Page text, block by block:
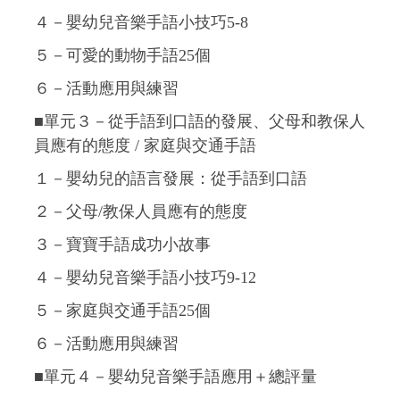
４－嬰幼兒音樂手語小技巧5-8
５－可愛的動物手語25個
６－活動應用與練習
■單元３－從手語到口語的發展、父母和教保人
員應有的態度 / 家庭與交通手語
１－嬰幼兒的語言發展：從手語到口語
２－父母/教保人員應有的態度
３－寶寶手語成功小故事
４－嬰幼兒音樂手語小技巧9-12
５－家庭與交通手語25個
６－活動應用與練習
■單元４－嬰幼兒音樂手語應用＋總評量